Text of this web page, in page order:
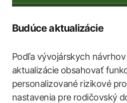
Budúce aktualizácie
Podľa vývojárskych
aktualizácie obsahovať
personalizované rizikové
nastavenia pre rodičovský